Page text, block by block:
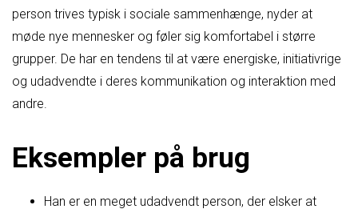
person trives typisk i sociale sammenhænge, nyder at
møde nye mennesker og føler sig komfortabel i større
grupper. De har en tendens til at være energiske, initiativrige
og udadvendte i deres kommunikation og interaktion med
andre.
Eksempler på brug
Han er en meget udadvendt person, der elsker at